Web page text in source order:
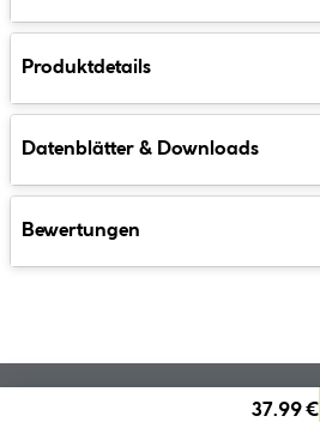
Produktdetails
Datenblätter & Downloads
Bewertungen
37.99 €